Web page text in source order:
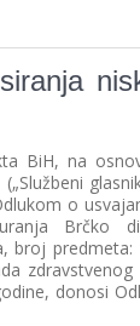
BiH, na
o
Brčko
donosi